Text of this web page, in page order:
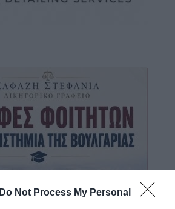
Do Not Process My Personal